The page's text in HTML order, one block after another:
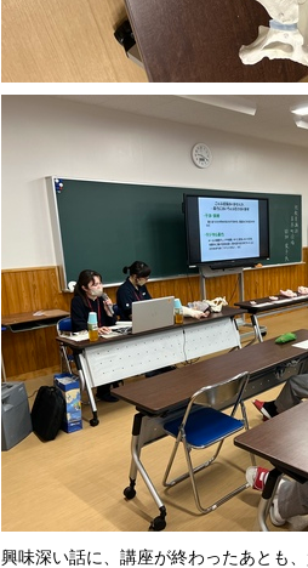
興味深い話に、講座が終わったあとも